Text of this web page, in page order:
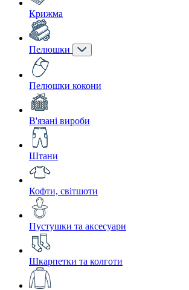
Крижма
Пелюшки
Пелюшки кокони
В'язані вироби
Штани
Кофти, світшоти
Пустушки та аксесуари
Шкарпетки та колготи